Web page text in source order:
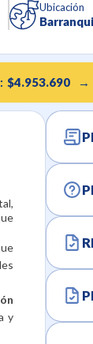
Ubicación
$4.953.690 →
y